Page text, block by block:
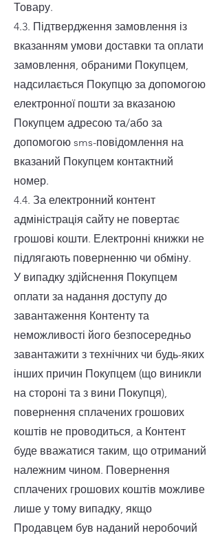
Товару.
4.3. Підтвердження замовлення із
вказанням умови доставки та оплати
замовлення, обраними Покупцем,
надсилається Покупцю за допомогою
електронної пошти за вказаною
Покупцем адресою та/або за
допомогою sms-повідомлення на
вказаний Покупцем контактний
номер.
4.4. За електронний контент
адміністрація сайту не повертає
грошові кошти. Електронні книжки не
підлягають поверненню чи обміну.
У випадку здійснення Покупцем
оплати за надання доступу до
завантаження Контенту та
неможливості його безпосередньо
завантажити з технічних чи будь-яких
інших причин Покупцем (що виникли
на стороні та з вини Покупця),
повернення сплачених грошових
коштів не проводиться, а Контент
буде вважатися таким, що отриманий
належним чином. Повернення
сплачених грошових коштів можливе
лише у тому випадку, якщо
Продавцем був наданий неробочий